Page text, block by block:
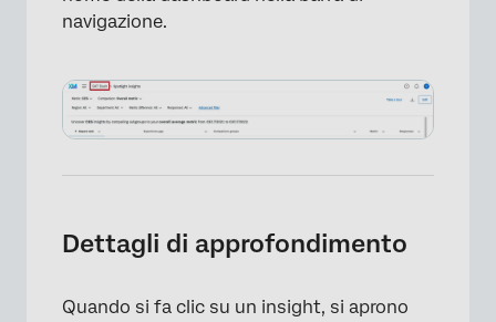
×
navigazione.
Dettagli di approfondimento
Quando si fa clic su un insight, si aprono